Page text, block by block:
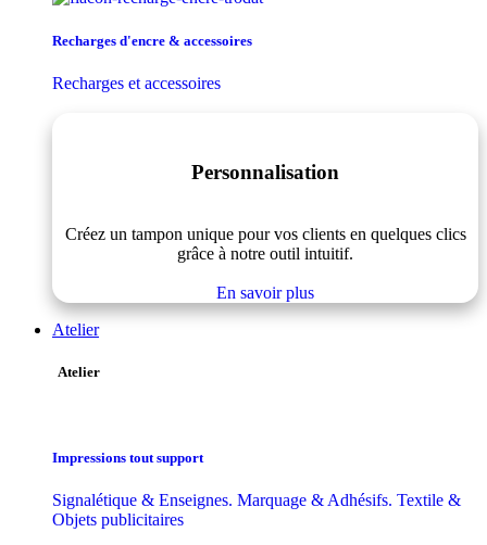
Recharges d'encre & accessoires
Recharges et accessoires
Personnalisation
Créez un tampon unique pour vos clients en quelques clics
grâce à notre outil intuitif.
En savoir plus
Atelier
Atelier
Impressions tout support
Signalétique & Enseignes. Marquage & Adhésifs. Textile &
Objets publicitaires